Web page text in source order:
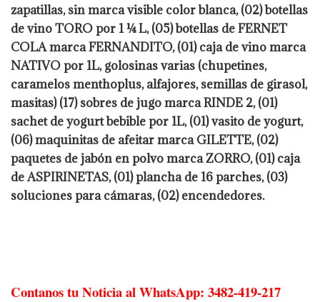
zapatillas, sin marca visible color blanca, (02) botellas
de vino TORO por 1 ¼ L, (05) botellas de FERNET
COLA marca FERNANDITO, (01) caja de vino marca
NATIVO por 1L, golosinas varias (chupetines,
caramelos menthoplus, alfajores, semillas de girasol,
masitas) (17) sobres de jugo marca RINDE 2, (01)
sachet de yogurt bebible por 1L, (01) vasito de yogurt,
(06) maquinitas de afeitar marca GILETTE, (02)
paquetes de jabón en polvo marca ZORRO, (01) caja
de ASPIRINETAS, (01) plancha de 16 parches, (03)
soluciones para cámaras, (02) encendedores.
Contanos tu Noticia al WhatsApp: 3482-419-217